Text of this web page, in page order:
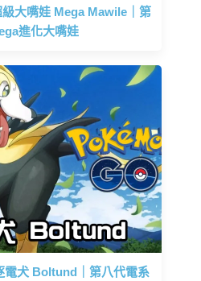
級大嘴娃 Mega Mawile｜第
進化大嘴娃
電犬 Boltund｜第八代電系